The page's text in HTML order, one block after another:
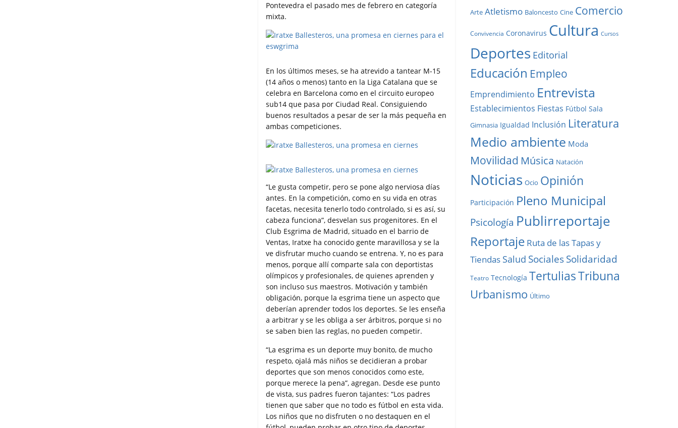
Pontevedra el pasado mes de febrero en categoría
mixta.
En los últimos meses, se ha atrevido a tantear M-15
(14 años o menos) tanto en la Liga Catalana que se
celebra en Barcelona como en el circuito europeo
sub14 que pasa por Ciudad Real. Consiguiendo
buenos resultados a pesar de ser la más pequeña en
ambas competiciones.
“Le gusta competir, pero se pone algo nerviosa días
antes. En la competición, como en su vida en otras
facetas, necesita tenerlo todo controlado, si es así, su
cabeza funciona”, desvelan sus progenitores. En el
Club Esgrima de Madrid, situado en el barrio de
Ventas, Iratxe ha conocido gente maravillosa y se la
ve disfrutar mucho cuando se entrena. Y, no es para
menos, porque allí comparte sala con deportistas
olímpicos y profesionales, de quienes aprenden y
son incluso sus maestros. Motivación y también
obligación, porque la esgrima tiene un aspecto que
deberían aprender todos los deportes. Se les enseña
a arbitrar y se les obliga a ser árbitros, porque si no
se saben bien las reglas, no pueden competir.
“La esgrima es un deporte muy bonito, de mucho
respeto, ojalá más niños se decidieran a probar
deportes que son menos conocidos como este,
porque merece la pena”, agregan. Desde ese punto
de vista, sus padres fueron tajantes: “Los padres
tienen que saber que no todo es fútbol en esta vida.
Los niños que no disfruten o no destaquen en el
Arte Atletismo Baloncesto Cine Comercio
Convivencia Coronavirus Cultura Cursos
Deportes Editorial
Educación Empleo
Emprendimiento Entrevista
Establecimientos Fiestas Fútbol Sala
Gimnasia Igualdad Inclusión Literatura
Medio ambiente Moda
Movilidad Música Natación
Noticias Ocio Opinión
Participación Pleno Municipal
Psicología Publirreportaje
Reportaje Ruta de las Tapas y
Tiendas Salud SocialesSolidaridad
Teatro Tecnología TertuliasTribuna
Urbanismo Último